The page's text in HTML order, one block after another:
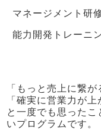
マネージメント研
能力開発トレーニ
「もっと売上に繋
「確実に営業力が
と一度でも思った
いプログラムです。